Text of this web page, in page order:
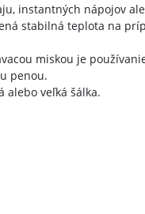
instantných nápojov
stabilná teplota na
miskou je
penou.
alebo veľká šálka.